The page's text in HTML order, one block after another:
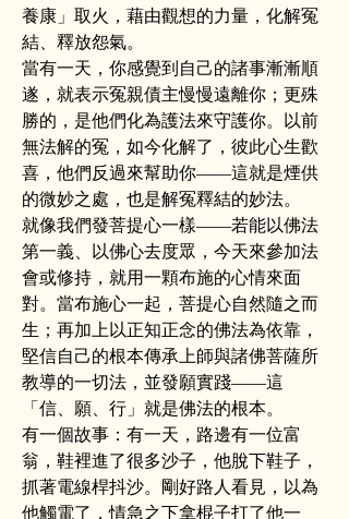
養康」取火，藉由觀想的力量，化解冤
結、釋放怨氣。
當有一天，你感覺到自己的諸事漸漸順
遂，就表示冤親債主慢慢遠離你；更殊
勝的，是他們化為護法來守護你。以前
無法解的冤，如今化解了，彼此心生歡
喜，他們反過來幫助你——這就是煙供
的微妙之處，也是解冤釋結的妙法。
就像我們發菩提心一樣——若能以佛法
第一義、以佛心去度眾，今天來參加法
會或修持，就用一顆布施的心情來面
對。當布施心一起，菩提心自然隨之而
生；再加上以正知正念的佛法為依靠，
堅信自己的根本傳承上師與諸佛菩薩所
教導的一切法，並發願實踐——這
「信、願、行」就是佛法的根本。
有一個故事：有一天，路邊有一位富
翁，鞋裡進了很多沙子，他脫下鞋子，
抓著電線桿抖沙。剛好路人看見，以為
他觸電了，情急之下拿棍子打了他一